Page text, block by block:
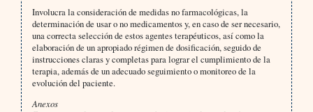
Involucra la consideración de medidas no farmacológicas, la
determinación de usar o no medicamentos y, en caso de ser necesario,
una correcta selección de estos agentes terapéuticos, así como la
elaboración de un apropiado régimen de dosificación, seguido de
instrucciones claras y completas para lograr el cumplimiento de la
terapia, además de un adecuado seguimiento o monitoreo de la
evolución del paciente.
Anexos